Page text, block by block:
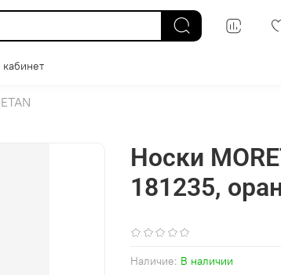
Наличие: В наличии
Носки
181235,